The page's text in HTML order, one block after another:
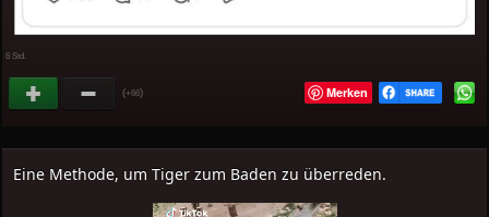
6 Std.
(+66) Merken
Eine Methode, um Tiger zum Baden zu überreden.